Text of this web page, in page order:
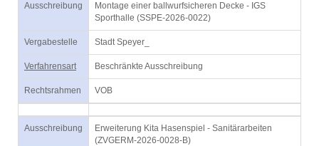
Ausschreibung
Montage einer ballwurfsicheren Decke - IGS
Sporthalle (SSPE-2026-0022)
Vergabestelle Stadt Speyer_
Verfahrensart Beschränkte Ausschreibung
Rechtsrahmen VOB
Ausschreibung
Erweiterung Kita Hasenspiel - Sanitärarbeiten
(ZVGERM-2026-0028-B)